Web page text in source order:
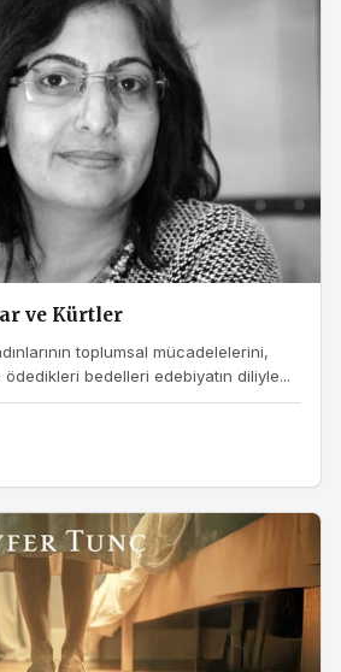
ve Kürtler
toplumsal mücadelelerini,
ödedikleri bedelleri edebiyatın diliyle...